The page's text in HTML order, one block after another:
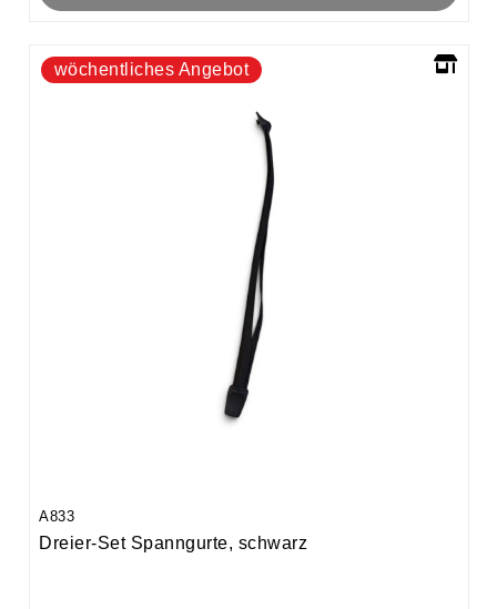
A833
Dreier-Set Spanngurte, schwarz
wöchentliches Angebot